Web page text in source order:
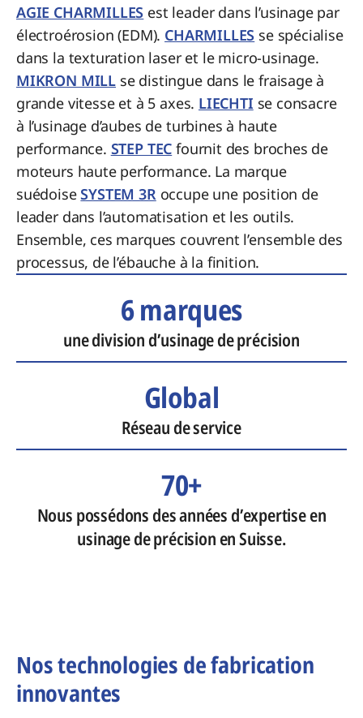
AGIE CHARMILLES est leader dans l’usinage par
électroérosion (EDM). CHARMILLES se spécialise
dans la texturation laser et le micro-usinage.
MIKRON MILL se distingue dans le fraisage à
grande vitesse et à 5 axes. LIECHTI se consacre
à l’usinage d’aubes de turbines à haute
performance. STEP TEC fournit des broches de
moteurs haute performance. La marque
suédoiseSYSTEM 3Roccupe une position de
leader dans l’automatisation et les outils.
Ensemble, ces marques couvrent l’ensemble des
processus, de l’ébauche à la finition.
6 marques
une division d’usinage de précision
Global
Réseau de service
70+
Nous possédons des années d’expertise en
usinage de précision en Suisse.
Nos technologies de fabrication
innovantes